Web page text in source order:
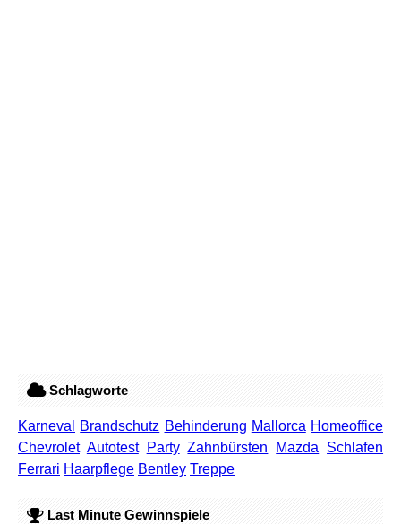
Schlagworte
Karneval Brandschutz Behinderung Mallorca Homeoffice
Chevrolet Autotest Party Zahnbürsten Mazda
Schlafen
Ferrari Haarpflege Bentley Treppe
Last Minute Gewinnspiele